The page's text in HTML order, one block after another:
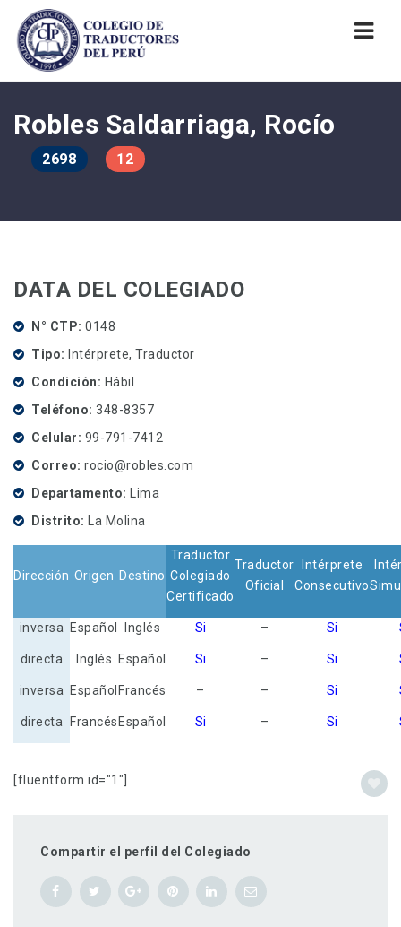
Robles Saldarriaga, Rocío
2698 12
DATA DEL COLEGIADO
N° CTP 0148
Tipo Intérprete, Traductor
Condición
Hábil
Teléfono 348-8357
Celular
99-791-7412
Correo rocio@robles.com
Departamento Lima
Distrito La Molina
Dirección Origen Destino
Traductor
Colegiado
Certificado
Traductor
Oficial
Intérprete
Consecutivo
inversa Español Inglés Si – Si
directa Inglés Español Si – Si
inversa Español Francés – – Si
directa Francés Español Si – Si
[fluentform id="1"]
Compartir el perfil del Colegiado